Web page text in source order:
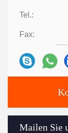
Tel.:
Fax:
Mailen Sie